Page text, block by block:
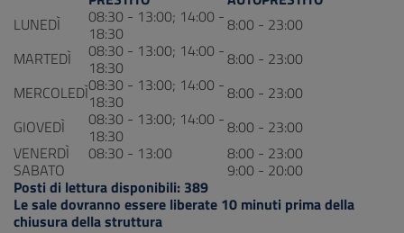
LUNEDÌ
08:30 - 13:00; 14:00 -
18:30
8:00 - 23:00
MARTEDÌ
08:30 - 13:00; 14:00 -
18:30
8:00 - 23:00
MERCOLEDÌ08:30 - 13:00; 14:00 -
18:30
8:00 - 23:00
GIOVEDÌ
08:30 - 13:00; 14:00 -
18:30
8:00 - 23:00
VENERDÌ
08:30 - 13:00 8:00 - 23:00
SABATO 9:00 - 20:00
Posti di lettura disponibili: 389
Le sale dovranno essere liberate 10 minuti prima della
chiusura della struttura